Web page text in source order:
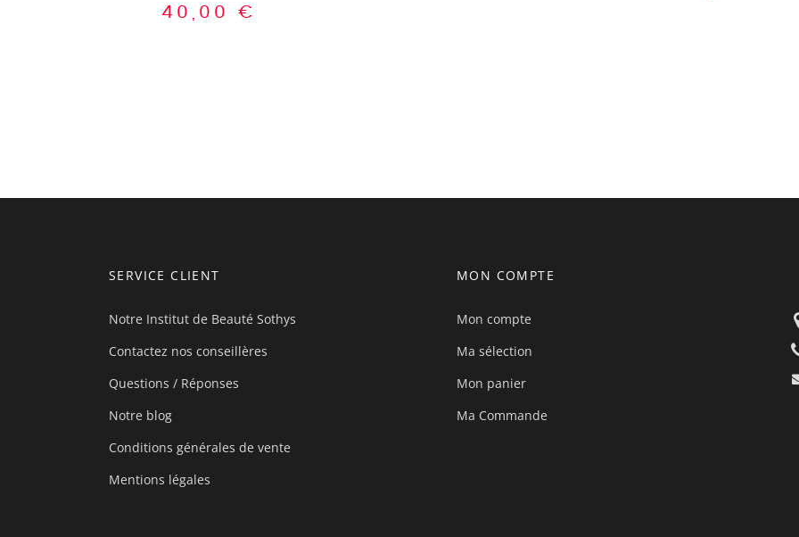
40,00 €
SERVICE CLIENT
Notre Institut de Beauté Sothys
Contactez nos conseillères
Questions / Réponses
Notre blog
Conditions générales de vente
Mentions légales
MON COMPTE
Mon compte
Ma sélection
Mon panier
Ma Commande